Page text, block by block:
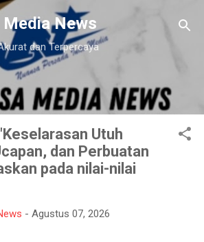
ke konten utama
News
dan Terpercaya
Utuh
dan Perbuatan
pada nilai-nilai
- Agustus 07, 2026